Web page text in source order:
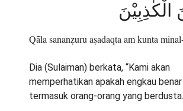
Qāla sananẓuru aṣadaqta am kunta
Dia (Sulaiman) berkata, “Kami akan
memperhatikan apakah engkau
termasuk orang-orang yang berdusta.